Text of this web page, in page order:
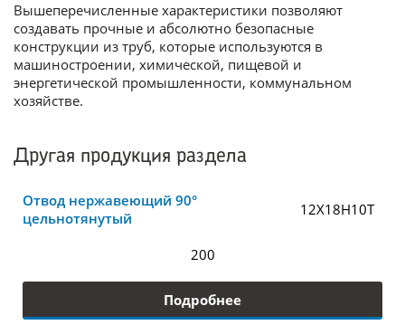
Вышеперечисленные характеристики позволяют
создавать прочные и абсолютно безопасные
конструкции из труб, которые используются в
машиностроении, химической, пищевой и
энергетической промышленности, коммунальном
хозяйстве.
Другая продукция раздела
Отвод нержавеющий 90°
цельнотянутый
12Х18Н10Т
200
Подробнее